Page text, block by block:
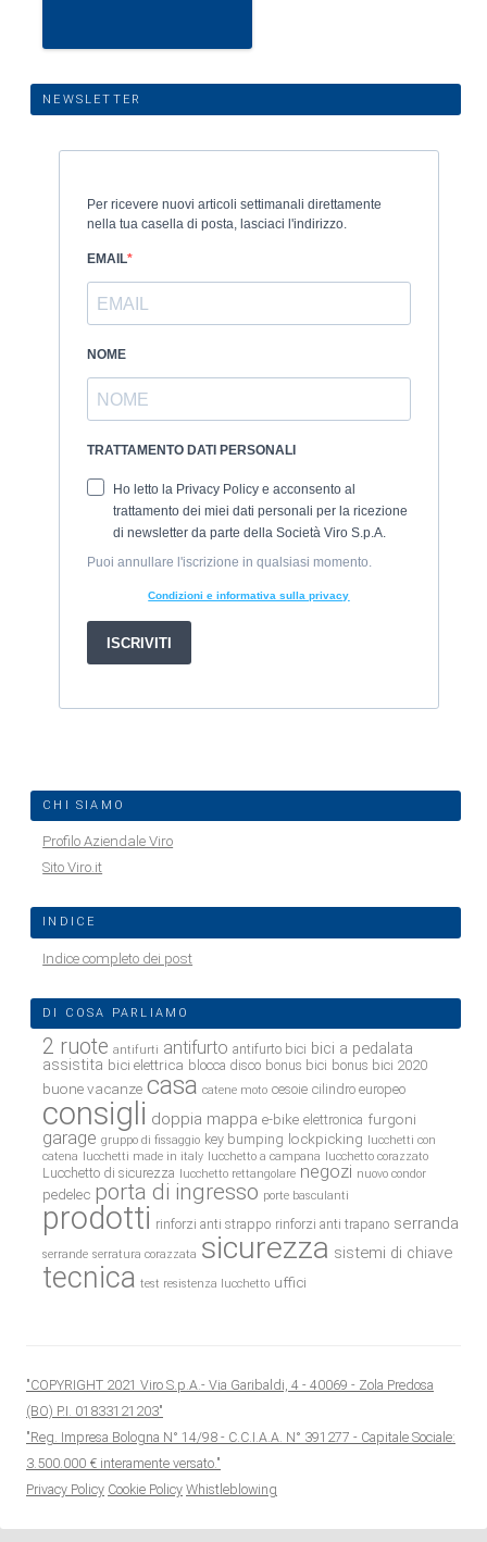
NEWSLETTER
CHI SIAMO
Profilo Aziendale Viro
Sito Viro.it
INDICE
Indice completo dei post
DI COSA PARLIAMO
2 ruote antifurti antifurto antifurto bici bici a pedalata
assistita bici elettrica blocca disco bonus bici bonus bici 2020
buone vacanze casa catene moto cesoie cilindro europeo
consigli doppia mappa e-bike elettronica furgoni
garage gruppo di fissaggio key bumping lockpicking lucchetti con
catena lucchetti made in italy lucchetto a campana lucchetto corazzato
Lucchetto di sicurezza lucchetto rettangolare negozi nuovo condor
pedelec porta di ingresso porte basculanti
prodotti rinforzi anti strappo rinforzi anti trapano serranda
serrande serratura corazzata sicurezza sistemi di chiave
tecnica test resistenza lucchetto uffici
"COPYRIGHT 2021 Viro S.p.A.- Via Garibaldi, 4 - 40069 - Zola Predosa
(BO) P.I. 01833121203"
"Reg. Impresa Bologna N° 14/98 - C.C.I.A.A. N° 391277 - Capitale Sociale:
3.500.000 € interamente versato."
Privacy Policy Cookie Policy Whistleblowing